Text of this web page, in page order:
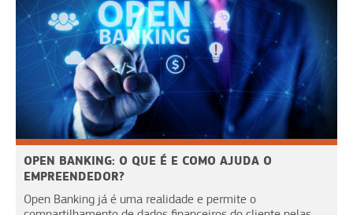
OPEN BANKING: O QUE É E COMO AJUDA O
EMPREENDEDOR?
Open Banking já é uma realidade e permite o